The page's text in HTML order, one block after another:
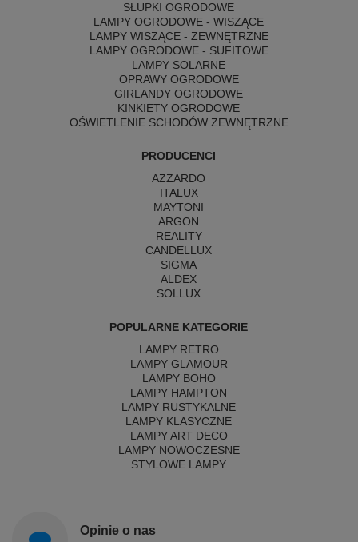
SŁUPKI OGRODOWE
LAMPY OGRODOWE - WISZĄCE
LAMPY WISZĄCE - ZEWNĘTRZNE
LAMPY OGRODOWE - SUFITOWE
LAMPY SOLARNE
OPRAWY OGRODOWE
GIRLANDY OGRODOWE
KINKIETY OGRODOWE
OŚWIETLENIE SCHODÓW ZEWNĘTRZNE
PRODUCENCI
AZZARDO
ITALUX
MAYTONI
ARGON
REALITY
CANDELLUX
SIGMA
ALDEX
SOLLUX
POPULARNE KATEGORIE
LAMPY RETRO
LAMPY GLAMOUR
LAMPY BOHO
LAMPY HAMPTON
LAMPY RUSTYKALNE
LAMPY KLASYCZNE
LAMPY ART DECO
LAMPY NOWOCZESNE
STYLOWE LAMPY
Opinie o nas